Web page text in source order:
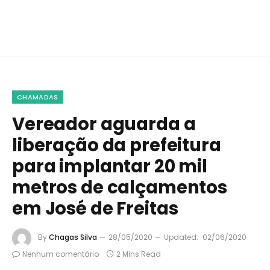
CHAMADAS
Vereador aguarda a
liberação da prefeitura
para implantar 20 mil
metros de calçamentos
em José de Freitas
ByChagas Silva 28/05/2020 Updated: 02/06/2020
Nenhum comentário
2 Mins Read